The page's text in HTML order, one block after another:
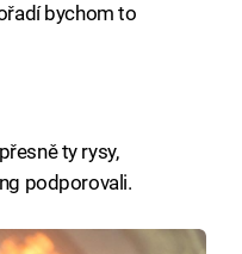
bychom to
ty rysy,
podporovali.